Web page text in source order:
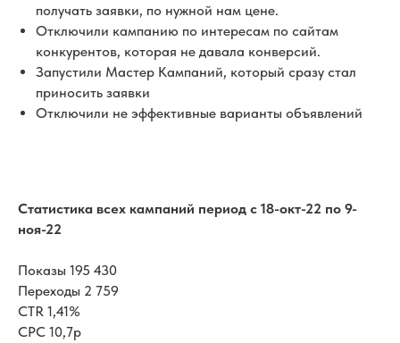
получать заявки, по нужной нам цене.
Отключили кампанию по интересам по сайтам
конкурентов, которая не давала конверсий.
Запустили Мастер Кампаний, который сразу стал
приносить заявки
Отключили не эффективные варианты объявлений
Статистика всех кампаний период с 18-окт-22 по 9-
ноя-22
Показы 195 430
Переходы 2 759
CTR 1,41%
CPC 10,7р